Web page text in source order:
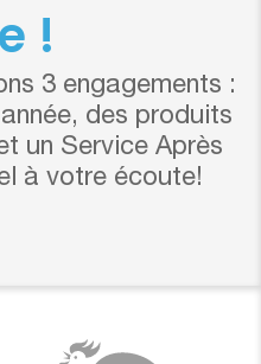
!
3 engagements :
des produits
un Service Après
à votre écoute!